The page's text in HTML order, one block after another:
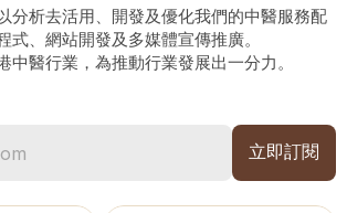
分析去活用、開發及優化我們的中醫服務配
式、網站開發及多媒體宣傳推廣。
中醫行業，為推動行業發展出一分力。